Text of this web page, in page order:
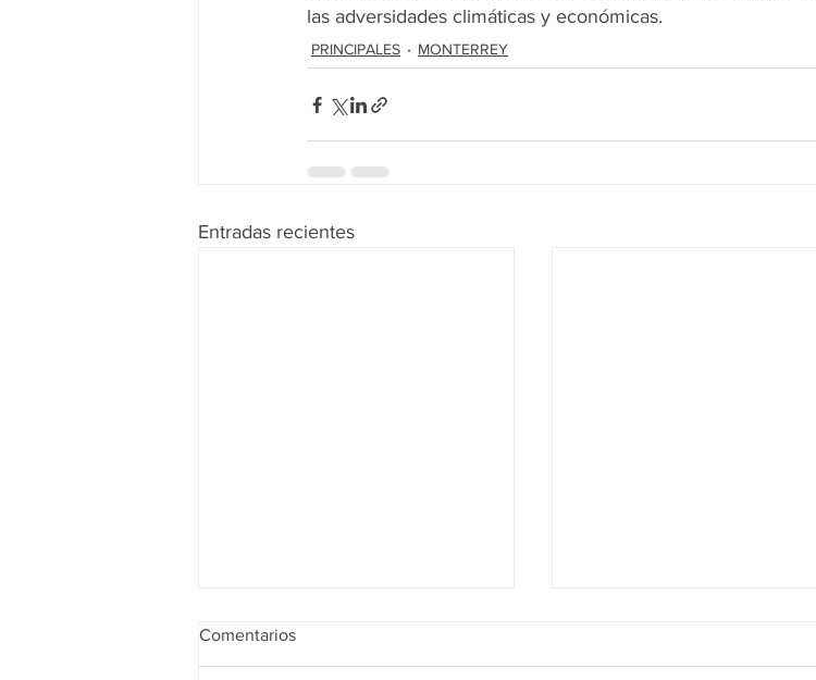
las adversidades climáticas y económicas.
PRINCIPALES MONTERREY
Entradas recientes
Comentarios